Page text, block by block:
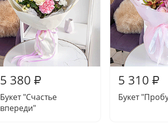
5 380 ₽
Букет "Счастье
впереди"
5 310 ₽
Букет